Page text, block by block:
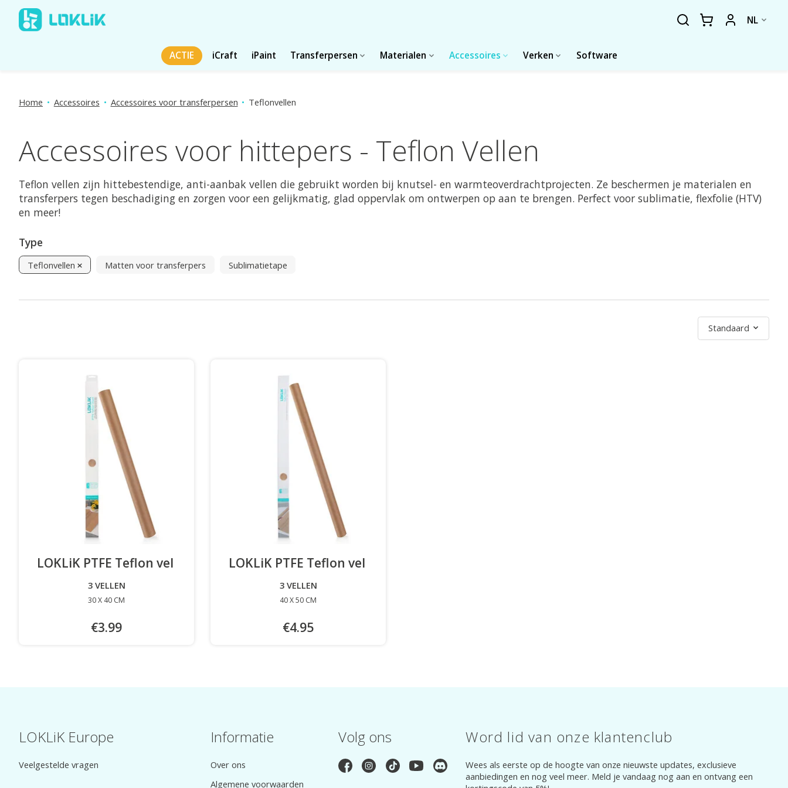
NL
ACTIE iCraft iPaint Transferpersen Materialen Accessoires Verken Software
Home • Accessoires • Accessoires voor transferpersen • Teflonvellen
Accessoires voor hittepers - Teflon Vellen
Teflon vellen zijn hittebestendige, anti-aanbak vellen die gebruikt worden bij knutsel- en warmteoverdrachtprojecten. Ze beschermen je materialen en
transferpers tegen beschadiging en zorgen voor een gelijkmatig, glad oppervlak om ontwerpen op aan te brengen. Perfect voor sublimatie, flexfolie (HTV)
en meer!
Type
Teflonvellen Matten voor transferpers Sublimatietape
Sorteren op
Standaard
LOKLiK PTFE Teflon vel
3 VELLEN
30 X 40 CM
€3.99
LOKLiK PTFE Teflon vel
3 VELLEN
40 X 50 CM
€4.95
LOKLiK Europe
Veelgestelde vragen
Informatie
Over ons
Algemene voorwaarden
Volg ons Word lid van onze klantenclub
Wees als eerste op de hoogte van onze nieuwste updates, exclusieve
aanbiedingen en nog veel meer. Meld je vandaag nog aan en ontvang een